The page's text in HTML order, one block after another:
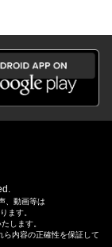
、動画等は
ます。
します。
内容の正確性を保証して